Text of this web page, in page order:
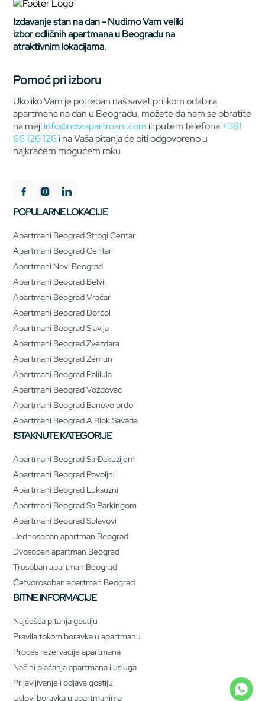
Izdavanje stan na dan - Nudimo Vam veliki
izbor odličnih apartmana u Beogradu na
atraktivnim lokacijama.
Pomoć pri izboru
Ukoliko Vam je potreban naš savet prilikom odabira
apartmana na dan u Beogradu, možete da nam se obratite
na mejlinfo@noviapartmani.com ili putem telefona+381
66 126 126 i na Vaša pitanja će biti odgovoreno u
najkraćem mogućem roku.
POPULARNE LOKACIJE
Apartmani Beograd Strogi Centar
Apartmani Beograd Centar
Apartmani Novi Beograd
Apartmani Beograd Belvil
Apartmani Beograd Vračar
Apartmani Beograd Dorćol
Apartmani Beograd Slavija
Apartmani Beograd Zvezdara
Apartmani Beograd Zemun
Apartmani Beograd Palilula
Apartmani Beograd Voždovac
Apartmani Beograd Banovo brdo
Apartmani Beograd A Blok Savada
ISTAKNUTE KATEGORIJE
Apartmani Beograd Sa Đakuzijem
Apartmani Beograd Povoljni
Apartmani Beograd Luksuzni
Apartmani Beograd Sa Parkingom
Apartmani Beograd Splavovi
Jednosoban apartman Beograd
Dvosoban apartman Beograd
Trosoban apartman Beograd
Četvorosoban apartman Beograd
BITNE INFORMACIJE
Najčešća pitanja gostiju
Pravila tokom boravka u apartmanu
Proces rezervacije apartmana
Načini plaćanja apartmana i usluga
Prijavljivanje i odjava gostiju
Uslovi boravka u apartmanima